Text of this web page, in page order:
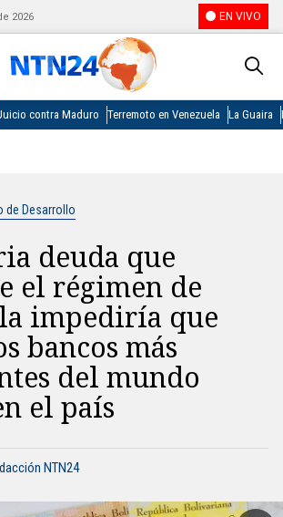
2026 EN VIVO
contra Maduro Terremoto en Venezuela La Guaira
de Desarrollo
deuda que
el régimen de
impediría que
bancos más
del mundo
el país
NTN24